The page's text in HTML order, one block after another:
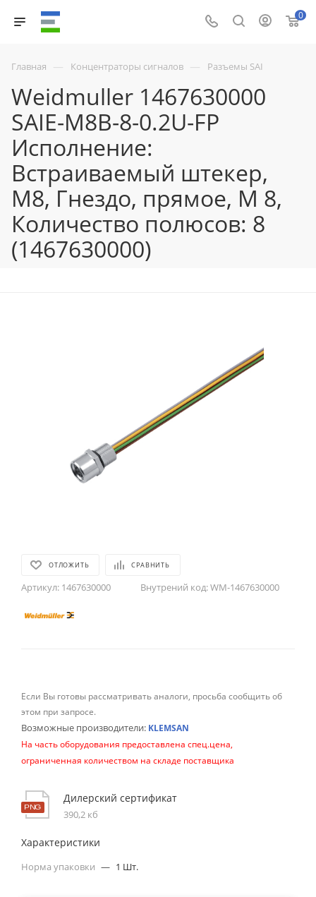
0
Главная — Концентраторы сигналов — Разъемы SAI
Weidmuller 1467630000
SAIE-M8B-8-0.2U-FP
Исполнение:
Встраиваемый штекер,
M8, Гнездо, прямое, M 8,
Количество полюсов: 8
(1467630000)
ОТЛОЖИТЬ СРАВНИТЬ
Артикул: 1467630000 Внутрений код:WM-1467630000
Если Вы готовы рассматривать аналоги, просьба сообщить об
этом при запросе.
Возможные производители: KLEMSAN
На часть оборудования предоставлена спец.цена,
ограниченная количеством на складе поставщика
Дилерский сертификат
390,2 кб
Характеристики
Норма упаковки — 1 Шт.